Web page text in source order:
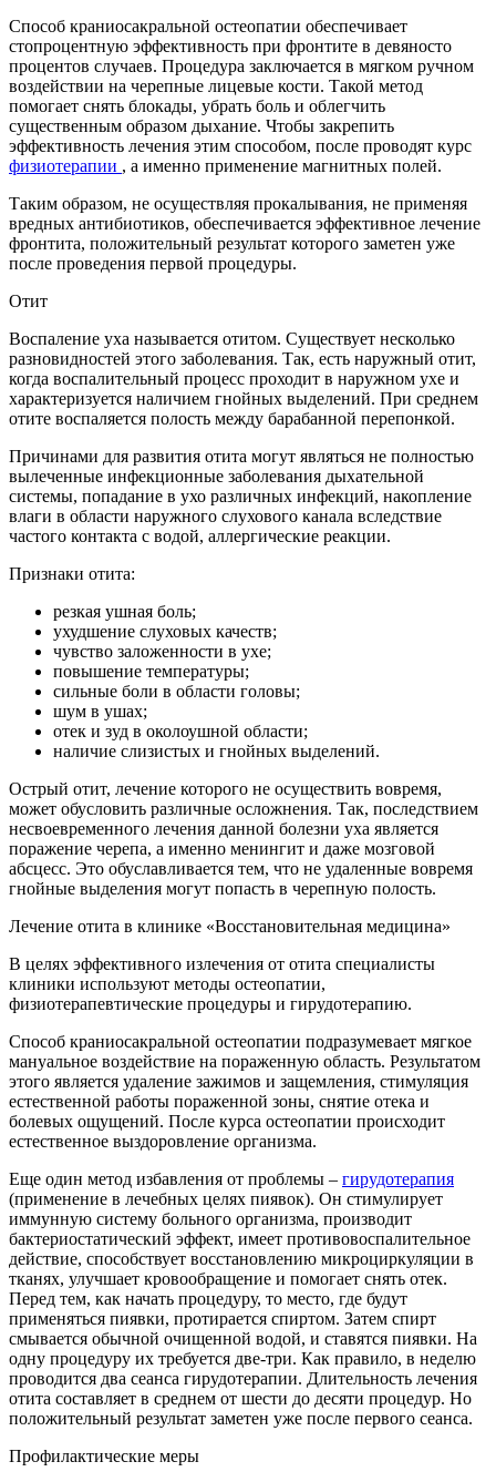
Способ краниосакральной остеопатии обеспечивает
стопроцентную эффективность при фронтите в девяносто
процентов случаев. Процедура заключается в мягком ручном
воздействии на черепные лицевые кости. Такой метод
помогает снять блокады, убрать боль и облегчить
существенным образом дыхание. Чтобы закрепить
эффективность лечения этим способом, после проводят курс
физиотерапии , а именно применение магнитных полей.
Таким образом, не осуществляя прокалывания, не применяя
вредных антибиотиков, обеспечивается эффективное лечение
фронтита, положительный результат которого заметен уже
после проведения первой процедуры.
Отит
Воспаление уха называется отитом. Существует несколько
разновидностей этого заболевания. Так, есть наружный отит,
когда воспалительный процесс проходит в наружном ухе и
характеризуется наличием гнойных выделений. При среднем
отите воспаляется полость между барабанной перепонкой.
Причинами для развития отита могут являться не полностью
вылеченные инфекционные заболевания дыхательной
системы, попадание в ухо различных инфекций, накопление
влаги в области наружного слухового канала вследствие
частого контакта с водой, аллергические реакции.
Признаки отита:
резкая ушная боль;
ухудшение слуховых качеств;
чувство заложенности в ухе;
повышение температуры;
сильные боли в области головы;
шум в ушах;
отек и зуд в околоушной области;
наличие слизистых и гнойных выделений.
Острый отит, лечение которого не осуществить вовремя,
может обусловить различные осложнения. Так, последствием
несвоевременного лечения данной болезни уха является
поражение черепа, а именно менингит и даже мозговой
абсцесс. Это обуславливается тем, что не удаленные вовремя
гнойные выделения могут попасть в черепную полость.
Лечение отита в клинике «Восстановительная медицина»
В целях эффективного излечения от отита специалисты
клиники используют методы остеопатии,
физиотерапевтические процедуры и гирудотерапию.
Способ краниосакральной остеопатии подразумевает мягкое
мануальное воздействие на пораженную область. Результатом
этого является удаление зажимов и защемления, стимуляция
естественной работы пораженной зоны, снятие отека и
болевых ощущений. После курса остеопатии происходит
естественное выздоровление организма.
Еще один метод избавления от проблемы – гирудотерапия
(применение в лечебных целях пиявок). Он стимулирует
иммунную систему больного организма, производит
бактериостатический эффект, имеет противовоспалительное
действие, способствует восстановлению микроциркуляции в
тканях, улучшает кровообращение и помогает снять отек.
Перед тем, как начать процедуру, то место, где будут
применяться пиявки, протирается спиртом. Затем спирт
смывается обычной очищенной водой, и ставятся пиявки. На
одну процедуру их требуется две-три. Как правило, в неделю
проводится два сеанса гирудотерапии. Длительность лечения
отита составляет в среднем от шести до десяти процедур. Но
положительный результат заметен уже после первого сеанса.
Профилактические меры